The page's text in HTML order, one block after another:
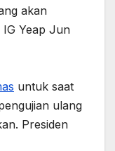
akan
IG Yeap Jun
untuk saat
ulang
Presiden